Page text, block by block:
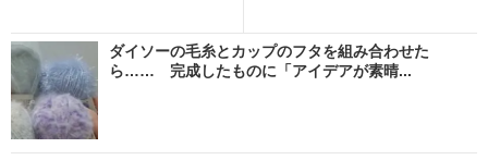
ダイソーの毛糸とカップのフタを組み合わせた
ら…… 完成したものに「アイデアが素晴...